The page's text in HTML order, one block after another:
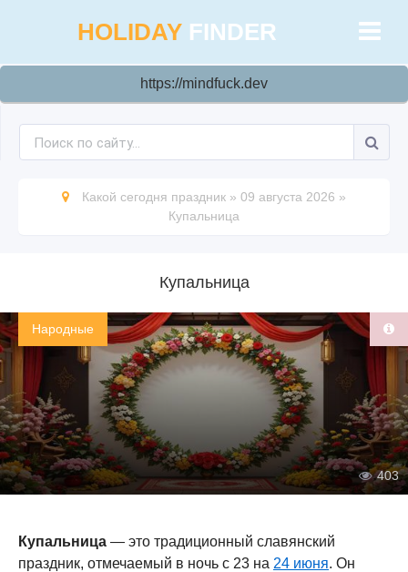
HOLIDAY FINDER
https://mindfuck.dev
Какой сегодня праздник » 09 августа 2026 »
Купальница
Купальница
Народные
403
Купальница — это традиционный славянский
праздник, отмечаемый в ночь с 23 на 24 июня. Он